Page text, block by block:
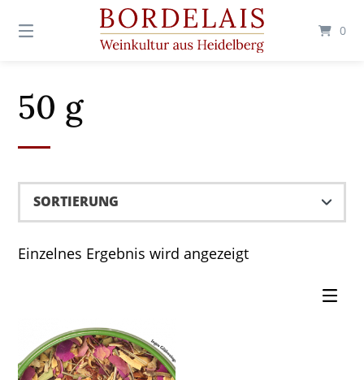
zum
0
50 g
Einzelnes Ergebnis wird angezeigt